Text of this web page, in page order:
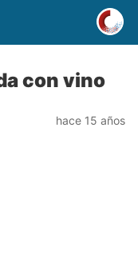
con vino
hace 15 años